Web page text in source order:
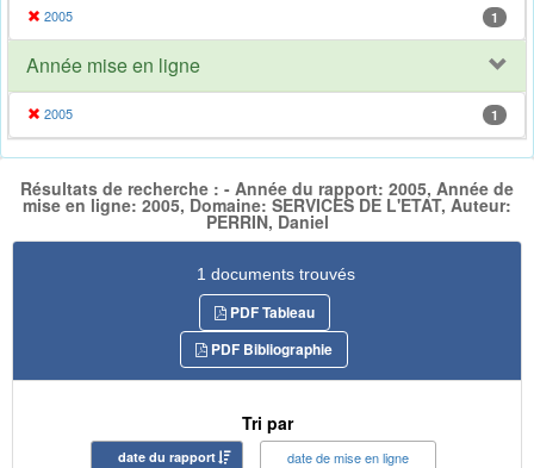
2005 1
Année mise en ligne
2005 1
Résultats de recherche : - Année du rapport: 2005, Année de
mise en ligne: 2005, Domaine: SERVICES DE L'ETAT, Auteur:
PERRIN, Daniel
1 documents trouvés
PDF Tableau
PDF Bibliographie
Tri par
date du rapport date de mise en ligne